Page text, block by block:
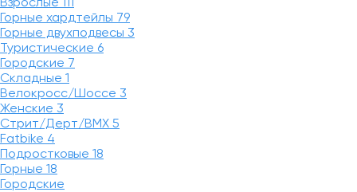
Взрослые 111
Горные хардтейлы 79
Горные двухподвесы 3
Туристические 6
Городские 7
Складные 1
Велокросс/Шоссе 3
Женские 3
Стрит/Дерт/BMX 5
Fatbike 4
Подростковые 18
Горные 18
Городские